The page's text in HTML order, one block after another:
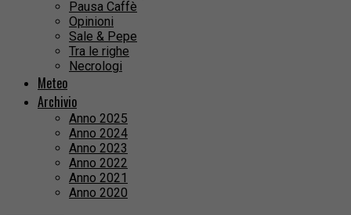
Pausa Caffè
Opinioni
Sale & Pepe
Tra le righe
Necrologi
Meteo
Archivio
Anno 2025
Anno 2024
Anno 2023
Anno 2022
Anno 2021
Anno 2020